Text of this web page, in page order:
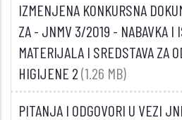
IZMENJENA KONKURSNA
ZA - JNMV 3/2019 - NABAVKA I
MATERIJALA I SREDSTAVA ZA
HIGIJENE 2(1.26 MB)
PITANJA I ODGOVORI U VEZI